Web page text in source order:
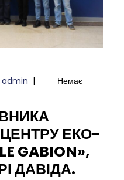
admin admin
|
Немає
ЕКО-
GABION»,
ДАВІДА.